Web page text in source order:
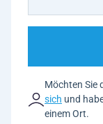
Möchten Sie
sich und
einem Ort.